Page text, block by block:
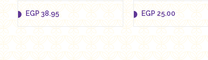
EGP 38.95 EGP 25.00